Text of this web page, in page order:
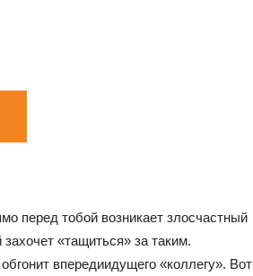
перед тобой возникает злосчастный
«тащиться» за таким.
впередиидущего «коллегу». Вот